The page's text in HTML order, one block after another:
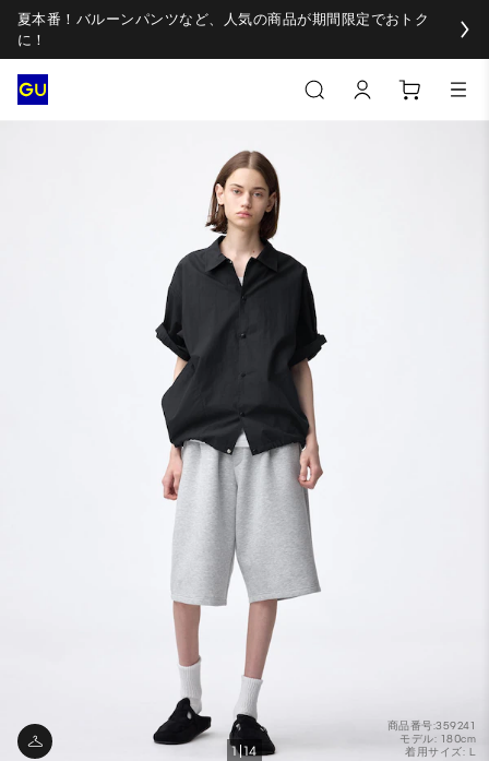
夏本番！バルーンパンツなど、人気の商品が期間限定でおトク
に！
商品番号:359241
モデル: 180cm
着用サイズ: L
1 14